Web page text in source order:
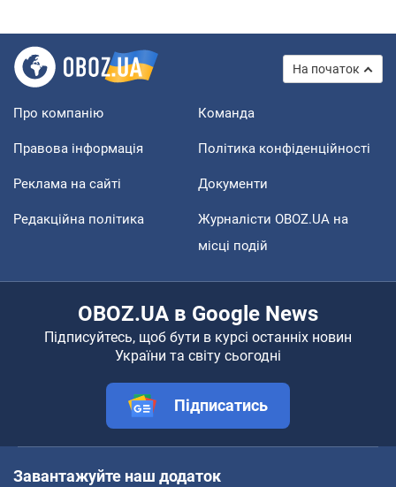
На початок
Про компанію Команда
Правова інформація Політика конфіденційності
Реклама на сайті Документи
Редакційна політика
Журналісти OBOZ.UA на
місці подій
OBOZ.UA в Google News
Підписуйтесь, щоб бути в курсі останніх новин
України та світу сьогодні
Підписатись
Завантажуйте наш додаток